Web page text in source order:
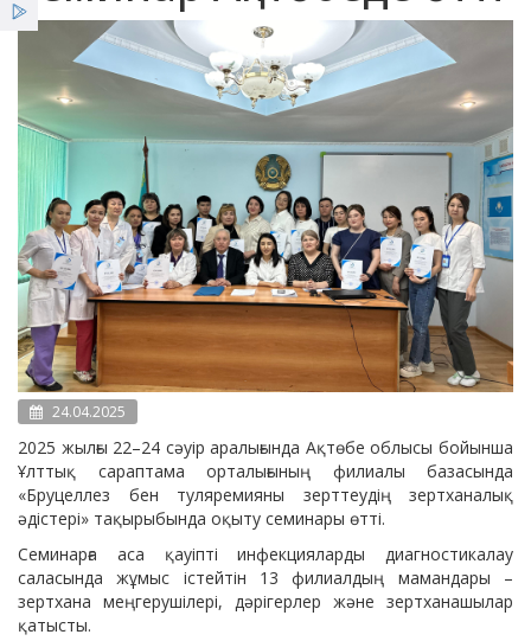
Қызметтер
Жеңілдіктер
Жаңалықтар
24.04.2025
2025 жылғы 22–24 сәуір аралығында Ақтөбе облысы бойынша
Ұлттық сараптама орталығының филиалы базасында
«Бруцеллез бен туляремияны зерттеудің зертханалық
әдістері» тақырыбында оқыту семинары өтті.
Семинарға аса қауіпті инфекцияларды диагностикалау
саласында жұмыс істейтін 13 филиалдың мамандары –
зертхана меңгерушілері, дәрігерлер және зертханашылар
қатысты.